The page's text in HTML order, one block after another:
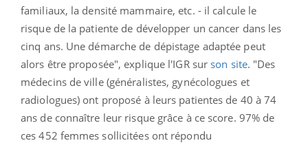
familiaux, la densité mammaire, etc. - il calcule le
risque de la patiente de développer un cancer dans les
cinq ans. Une démarche de dépistage adaptée peut
alors être proposée", explique l'IGR sur son site. "Des
médecins de ville (généralistes, gynécologues et
radiologues) ont proposé à leurs patientes de 40 à 74
ans de connaître leur risque grâce à ce score. 97% de
ces 452 femmes sollicitées ont répondu